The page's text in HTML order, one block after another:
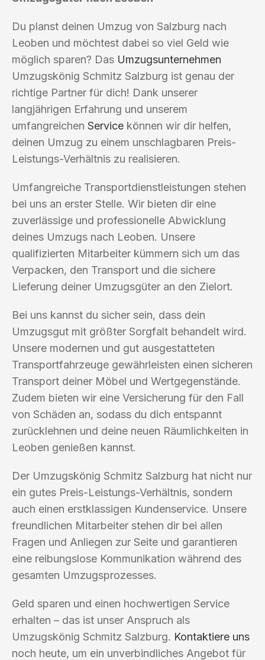
Du planst deinen Umzug von Salzburg nach
Leoben und möchtest dabei so viel Geld wie
möglich sparen? Das Umzugsunternehmen
Umzugskönig Schmitz Salzburg ist genau der
richtige Partner für dich! Dank unserer
langjährigen Erfahrung und unserem
umfangreichen Service können wir dir helfen,
deinen Umzug zu einem unschlagbaren Preis-
Leistungs-Verhältnis zu realisieren.
Umfangreiche Transportdienstleistungen stehen
bei uns an erster Stelle. Wir bieten dir eine
zuverlässige und professionelle Abwicklung
deines Umzugs nach Leoben. Unsere
qualifizierten Mitarbeiter kümmern sich um das
Verpacken, den Transport und die sichere
Lieferung deiner Umzugsgüter an den Zielort.
Bei uns kannst du sicher sein, dass dein
Umzugsgut mit größter Sorgfalt behandelt wird.
Unsere modernen und gut ausgestatteten
Transportfahrzeuge gewährleisten einen sicheren
Transport deiner Möbel und Wertgegenstände.
Zudem bieten wir eine Versicherung für den Fall
von Schäden an, sodass du dich entspannt
zurücklehnen und deine neuen Räumlichkeiten in
Leoben genießen kannst.
Der Umzugskönig Schmitz Salzburg hat nicht nur
ein gutes Preis-Leistungs-Verhältnis, sondern
auch einen erstklassigen Kundenservice. Unsere
freundlichen Mitarbeiter stehen dir bei allen
Fragen und Anliegen zur Seite und garantieren
eine reibungslose Kommunikation während des
gesamten Umzugsprozesses.
Geld sparen und einen hochwertigen Service
erhalten – das ist unser Anspruch als
Umzugskönig Schmitz Salzburg. Kontaktiere uns
noch heute, um ein unverbindliches Angebot für